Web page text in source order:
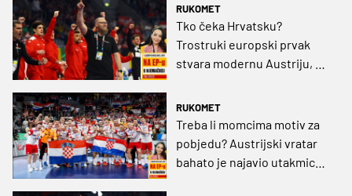
RUKOMET
Tko čeka Hrvatsku?
Trostruki europski prvak
stvara modernu Austriju, a
RUKOMET
Treba li momcima motiv za
pobjedu? Austrijski vratar
bahato je najavio utakmicu